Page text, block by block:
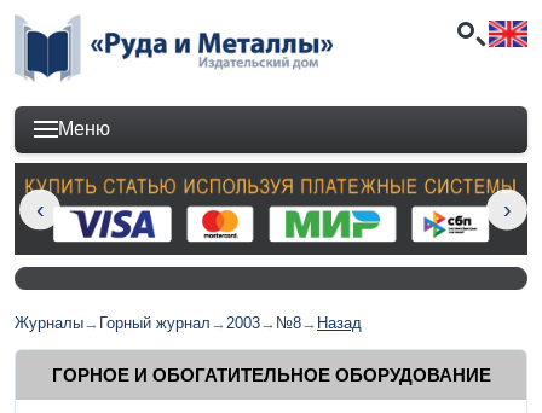
Меню
Журналы→ Горный журнал →2003→ №8→ Назад
ГОРНОЕ И ОБОГАТИТЕЛЬНОЕ ОБОРУДОВАНИЕ